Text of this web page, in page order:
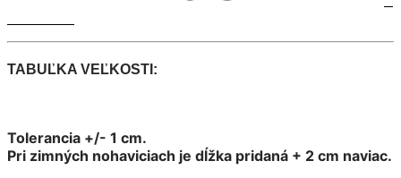
TABUĽKA VEĽKOSTI:
Tolerancia +/- 1 cm.
Pri zimných nohaviciach je dĺžka pridaná + 2 cm naviac.